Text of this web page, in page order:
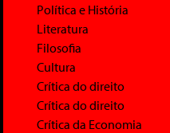
Política e História
Literatura
Filosofia
Cultura
Crítica do direito
Crítica do direito
Crítica da Economia